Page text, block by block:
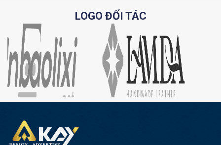
LOGO ĐỐI TÁC